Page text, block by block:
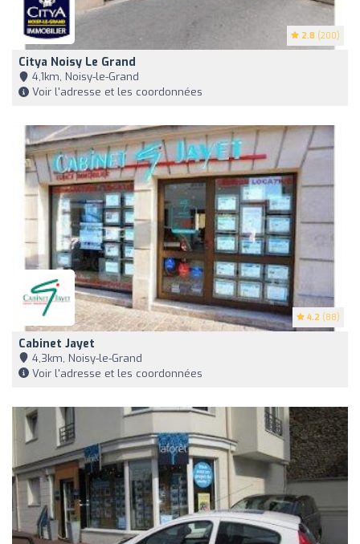
2.8 (200)
Citya Noisy Le Grand
4,1km, Noisy-le-Grand
Voir l'adresse et les coordonnées
4.2 (88)
Cabinet Jayet
4,3km, Noisy-le-Grand
Voir l'adresse et les coordonnées